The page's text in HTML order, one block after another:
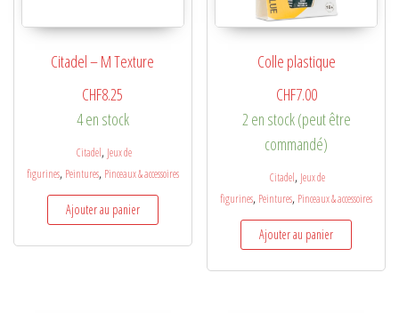
Citadel – M Texture
CHF8.25
4 en stock
Citadel, Jeux de
figurines, Peintures, Pinceaux & accessoires
Ajouter au panier
Colle plastique
CHF7.00
2 en stock (peut être
commandé)
Citadel, Jeux de
figurines, Peintures, Pinceaux & accessoires
Ajouter au panier